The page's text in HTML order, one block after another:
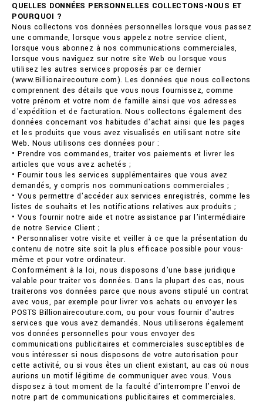
QUELLES DONNÉES PERSONNELLES COLLECTONS-NOUS ET
POURQUOI ?
Nous collectons vos données personnelles lorsque vous passez
une commande, lorsque vous appelez notre service client,
lorsque vous abonnez à nos communications commerciales,
lorsque vous naviguez sur notre site Web ou lorsque vous
utilisez les autres services proposés par ce dernier
(www.Billionairecouture.com). Les données que nous collectons
comprennent des détails que vous nous fournissez, comme
votre prénom et votre nom de famille ainsi que vos adresses
d'expédition et de facturation. Nous collectons également des
données concernant vos habitudes d'achat ainsi que les pages
et les produits que vous avez visualisés en utilisant notre site
Web. Nous utilisons ces données pour :
• Prendre vos commandes, traiter vos paiements et livrer les
articles que vous avez achetés ;
• Fournir tous les services supplémentaires que vous avez
demandés, y compris nos communications commerciales ;
• Vous permettre d'accéder aux services enregistrés, comme les
listes de souhaits et les notifications relatives aux produits ;
• Vous fournir notre aide et notre assistance par l'intermédiaire
de notre Service Client ;
• Personnaliser votre visite et veiller à ce que la présentation du
contenu de notre site soit la plus efficace possible pour vous-
même et pour votre ordinateur.
Conformément à la loi, nous disposons d'une base juridique
valable pour traiter vos données. Dans la plupart des cas, nous
traiterons vos données parce que nous avons stipulé un contrat
avec vous, par exemple pour livrer vos achats ou envoyer les
POSTS Billionairecouture.com, ou pour vous fournir d'autres
services que vous avez demandés. Nous utiliserons également
vos données personnelles pour vous envoyer des
communications publicitaires et commerciales susceptibles de
vous intéresser si nous disposons de votre autorisation pour
cette activité, ou si vous êtes un client existant, au cas où nous
aurions un motif légitime de communiquer avec vous. Vous
disposez à tout moment de la faculté d'interrompre l'envoi de
notre part de communications publicitaires et commerciales.